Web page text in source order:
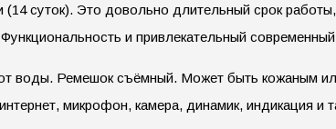
суток). Это довольно длительный срок
и привлекательный
воды. Ремешок съёмный. Может быть кожаным
микрофон, камера, динамик, индикация и